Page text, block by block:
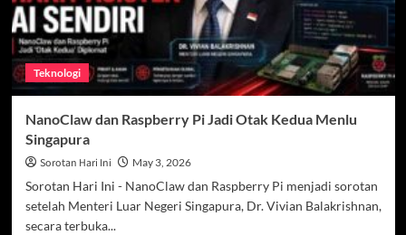
Teknologi
NanoClaw dan Raspberry Pi Jadi Otak Kedua Menlu
Singapura
Sorotan Hari Ini May 3, 2026
Sorotan Hari Ini - NanoClaw dan Raspberry Pi menjadi sorotan
setelah Menteri Luar Negeri Singapura, Dr. Vivian Balakrishnan,
secara terbuka...